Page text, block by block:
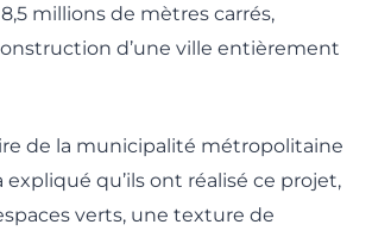
millions de mètres carrés,
d’une ville entièrement
de la municipalité métropolitaine
expliqué qu’ils ont réalisé ce projet,
verts, une texture de